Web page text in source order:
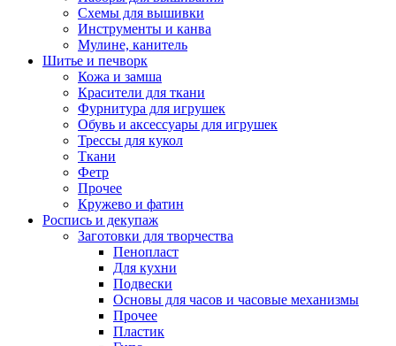
Схемы для вышивки
Инструменты и канва
Мулине, канитель
Шитье и печворк
Кожа и замша
Красители для ткани
Фурнитура для игрушек
Обувь и аксессуары для игрушек
Трессы для кукол
Ткани
Фетр
Прочее
Кружево и фатин
Роспись и декупаж
Заготовки для творчества
Пенопласт
Для кухни
Подвески
Основы для часов и часовые механизмы
Прочее
Пластик